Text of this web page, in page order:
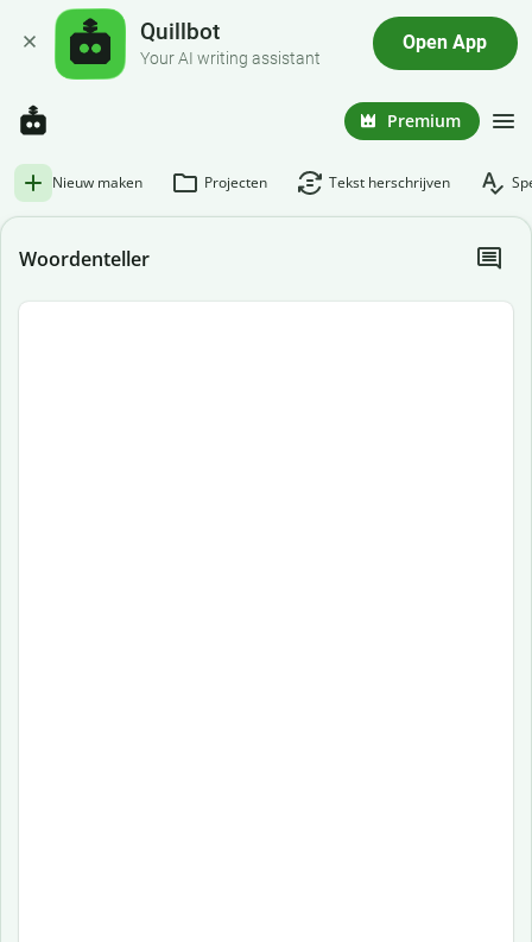
Quillbot
Your AI writing assistant
Open App
Premium
Nieuw maken Projecten Tekst herschrijven
Woordenteller